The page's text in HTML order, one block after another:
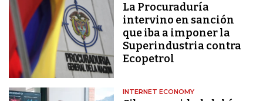
La Procuraduría
intervino en sanción
que iba a imponer la
Superindustria contra
Ecopetrol
INTERNET ECONOMY